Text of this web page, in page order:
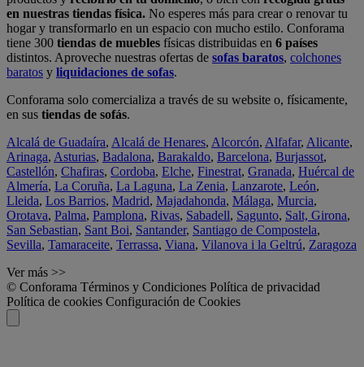
en nuestras tiendas física. No esperes más para crear o renovar tu
hogar y transformarlo en un espacio con mucho estilo. Conforama
tiene 300 tiendas de muebles físicas distribuidas en 6 países
distintos. Aproveche nuestras ofertas de sofas baratos, colchones
baratos y liquidaciones de sofas.
Conforama solo comercializa a través de su website o, físicamente,
en sus tiendas de sofás.
Alcalá de Guadaíra, Alcalá de Henares, Alcorcón, Alfafar, Alicante,
Arinaga, Asturias, Badalona, Barakaldo, Barcelona, Burjassot,
Castellón, Chafiras, Cordoba, Elche, Finestrat, Granada, Huércal de
Almería, La Coruña, La Laguna, La Zenia, Lanzarote, León,
Lleida, Los Barrios, Madrid, Majadahonda, Málaga, Murcia,
Orotava, Palma, Pamplona, Rivas, Sabadell, Sagunto, Salt, Girona,
San Sebastian, Sant Boi, Santander, Santiago de Compostela,
Sevilla, Tamaraceite, Terrassa, Viana, Vilanova i la Geltrú, Zaragoza
Ver más >>
© Conforama Términos y Condiciones Política de privacidad
Política de cookies Configuración de Cookies